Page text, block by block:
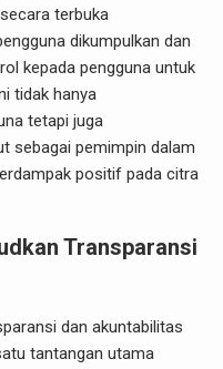
terbuka
dikumpulkan dan
kepada pengguna untuk
tidak hanya
tetapi juga
sebagai pemimpin dalam
positif pada citra
Transparansi
dan akuntabilitas
tantangan utama